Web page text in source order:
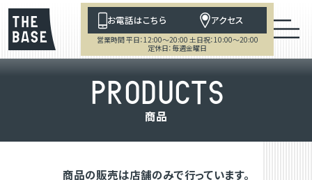
お電話はこちら アクセス
営業時間 平日：12:00～20:00 土日祝：10:00～20:00
定休日：毎週金曜日
PRODUCTS
商品
商品の販売は店舗のみで行っています。